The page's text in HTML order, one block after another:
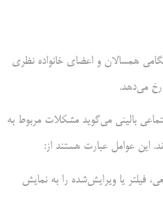
همسالان و اعضای خانواده نظری
رخ می‌دهد.
بالینی می‌گوید مشکلات مربوط به
این عوامل عبارت هستند از:
فیلتر یا ویرایش‌شده را به نمایش